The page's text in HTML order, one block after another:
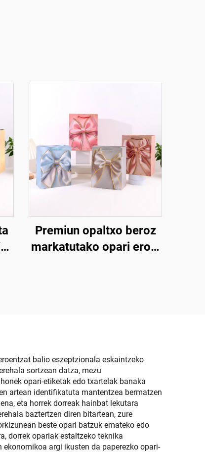
Premiun opaltxo beroz
markatutako opari erosi
balio eszeptzionala eskaintzeko
sortzean datza, mezu
opari-etiketak edo txartelak banaka
artean identifikatuta mantentzea bermatzen
eta horrek dorreak hainbat lekutara
baztertzen diren bitartean, zure
beste opari batzuk emateko edo
dorrek opariak estaltzeko teknika
argi ikusten da paperezko opari-